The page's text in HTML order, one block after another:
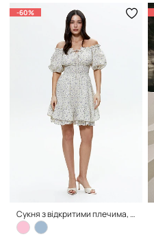
-60%
Сукня з відкритими плечима, Blue